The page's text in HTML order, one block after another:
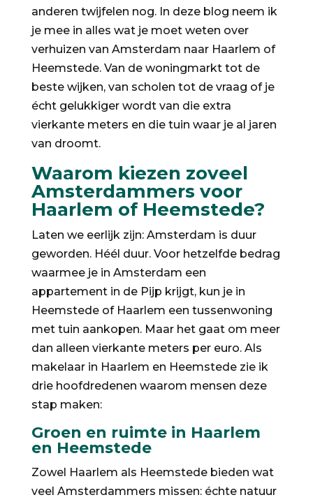
anderen twijfelen nog. In deze blog neem ik
je mee in alles wat je moet weten over
verhuizen van Amsterdam naar Haarlem of
Heemstede. Van de woningmarkt tot de
beste wijken, van scholen tot de vraag of je
écht gelukkiger wordt van die extra
vierkante meters en die tuin waar je al jaren
van droomt.
Waarom kiezen zoveel
Amsterdammers voor
Haarlem of Heemstede?
Laten we eerlijk zijn: Amsterdam is duur
geworden. Héél duur. Voor hetzelfde bedrag
waarmee je in Amsterdam een
appartement in de Pijp krijgt, kun je in
Heemstede of Haarlem een tussenwoning
met tuin aankopen. Maar het gaat om meer
dan alleen vierkante meters per euro. Als
makelaar in Haarlem en Heemstede zie ik
drie hoofdredenen waarom mensen deze
stap maken:
Groen en ruimte in Haarlem
en Heemstede
Zowel Haarlem als Heemstede bieden wat
veel Amsterdammers missen: échte natuur